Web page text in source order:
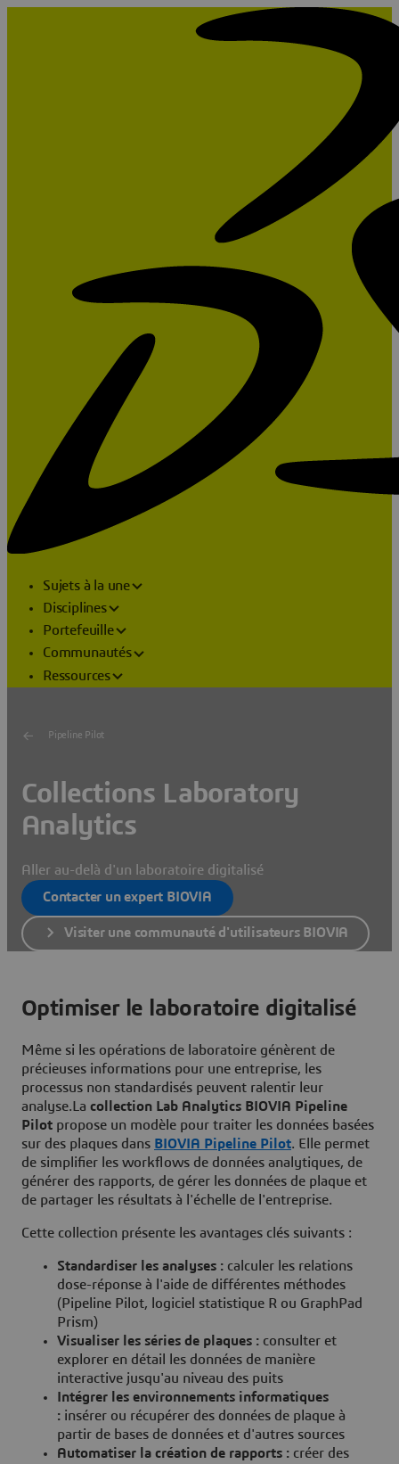
Sujets à la une
Disciplines
Portefeuille
Communautés
Ressources
Pipeline Pilot
Collections Laboratory
Analytics
Aller au-delà d'un laboratoire digitalisé
Contacter un expert BIOVIA
Visiter une communauté d'utilisateurs BIOVIA
Optimiser le laboratoire digitalisé
Même si les opérations de laboratoire génèrent de
précieuses informations pour une entreprise, les
processus non standardisés peuvent ralentir leur
analyse.La collection Lab Analytics BIOVIA Pipeline
Pilot propose un modèle pour traiter les données basées
sur des plaques dans BIOVIA Pipeline Pilot. Elle permet
de simplifier les workflows de données analytiques, de
générer des rapports, de gérer les données de plaque et
de partager les résultats à l'échelle de l'entreprise.
Cette collection présente les avantages clés suivants :
Standardiser les analyses : calculer les relations
dose-réponse à l'aide de différentes méthodes
(Pipeline Pilot, logiciel statistique R ou GraphPad
Prism)
Visualiser les séries de plaques : consulter et
explorer en détail les données de manière
interactive jusqu'au niveau des puits
Intégrer les environnements informatiques
: insérer ou récupérer des données de plaque à
partir de bases de données et d'autres sources
Automatiser la création de rapports : créer des